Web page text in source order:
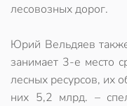
лесовозных дорог.
Юрий Вельдяев
занимает 3-е место
лесных ресурсов, их
них 5,2 млрд. –